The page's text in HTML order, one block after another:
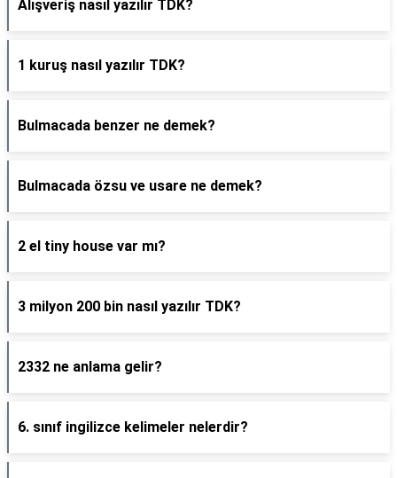
Alışveriş nasıl yazılır TDK?
1 kuruş nasıl yazılır TDK?
Bulmacada benzer ne demek?
Bulmacada özsu ve usare ne demek?
2 el tiny house var mı?
3 milyon 200 bin nasıl yazılır TDK?
2332 ne anlama gelir?
6. sınıf ingilizce kelimeler nelerdir?